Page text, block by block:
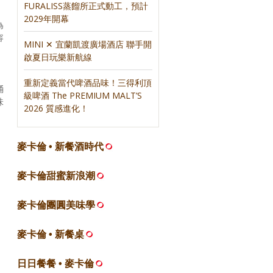
FURALISS蒸餾所正式動工，預計
2029年開幕
MINI ✕ 宜蘭凱渡廣場酒店 聯手開
啟夏日玩樂新航線
重新定義當代啤酒品味！三得利頂
級啤酒 The PREMIUM MALT’S
2026 質感進化！
麥卡倫 • 新餐酒時代
麥卡倫甜蜜新浪潮
麥卡倫團圓美味學
麥卡倫 • 新餐桌
日日餐餐 • 麥卡倫